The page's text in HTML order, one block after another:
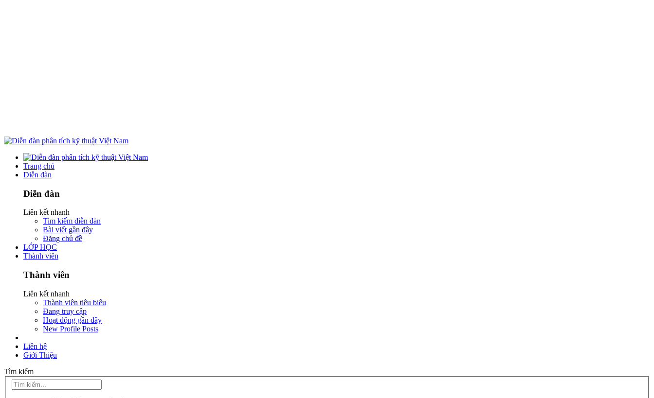
Trang chủ
Diễn đàn
Diễn đàn
Liên kết nhanh
Tìm kiếm diễn đàn
Bài viết gần đây
Đăng chủ đề
LỚP HỌC
Thành viên
Thành viên
Liên kết nhanh
Thành viên tiêu biểu
Đang truy cập
Hoạt động gần đây
New Profile Posts
Liên hệ
Giới Thiệu
Tìm kiếm